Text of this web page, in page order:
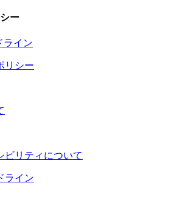
ー
ライン
リシー
ビリティについて
ライン